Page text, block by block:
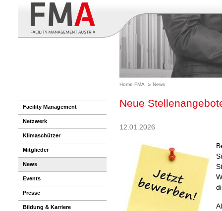
Home FMA News
Facility Management
Netzwerk
Klimaschützer
Mitglieder
News
Events
Presse
Bildung & Karriere
Neue
12.01.2026